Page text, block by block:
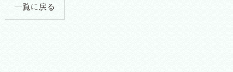
一覧に戻る